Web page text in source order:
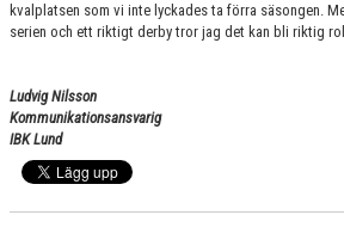
kvalplatsen som vi inte lyckades ta förra säsongen.
serien och ett riktigt derby tror jag det kan bli riktig
Ludvig Nilsson
Kommunikationsansvarig
IBK Lund